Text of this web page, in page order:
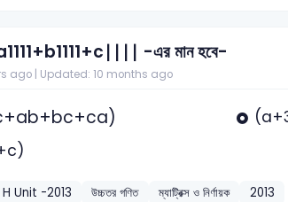
-এর মান হবে-
ago | Updated: 10 months ago
H Unit -2013 উচ্চতর গণিত ম্যাট্রিক্স ও নির্ণায়ক 2013